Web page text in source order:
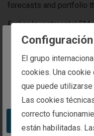
The website
intended for
You appear to
Take me to
forecasts and portfolio
Fisher Investments'
structure of the
strategies are managed
Committee (IPC). The
Research and
determine macro
they believe are most
El grupo
cookies. Una
que puede utilizarse
Las cookies
correcto
están habilitadas.